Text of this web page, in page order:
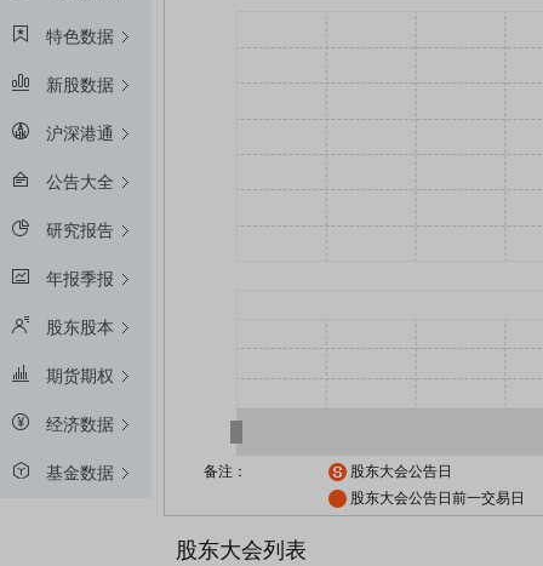
特色数据
新股数据
沪深港通
公告大全
研究报告
年报季报
股东股本
期货期权
经济数据
基金数据 备注：
股东大会公告日
股东大会公告日前一交易日
股东大会列表